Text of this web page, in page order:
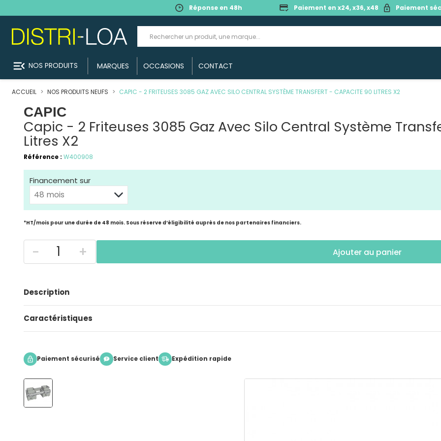
Réponse en 48h Paiement en x24, x36, x48 Paiement
menu_open NOS PRODUITS MARQUES OCCASIONS CONTACT
ACCUEIL NOS PRODUITS NEUFS CAPIC - 2 FRITEUSES 3085 GAZ AVEC SILO CENTRAL SYSTÈME TRANSFERT - CAPACITE 90 LITRES X2
CAPIC
Capic - 2 Friteuses 3085 Gaz Avec Silo Central Système
Litres X2
Référence : W400908
Financement sur
*HT/mois pour une durée de 48 mois. Sous réserve d’éligibilité auprès de nos partenaires financiers.
- + Ajouter au panier
Description
Caractéristiques
Paiement sécurisé Service client Expédition rapide